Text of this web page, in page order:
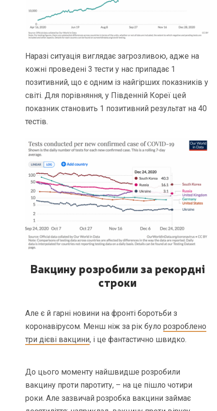
Наразі ситуація виглядає загрозливою, адже на
кожні проведені 3 тести у нас припадає 1
позитивний, що є одним із найгірших показників у
світі. Для порівняння, у Південній Кореї цей
показник становить 1 позитивний результат на 40
тестів.
Вакцину розробили за рекордні
строки
Але є й гарні новини на фронті боротьби з
коронавірусом. Менш ніж за рік булорозроблено
три дієві вакцини, і це фантастично швидко.
До цього моменту найшвидше розробили
вакцину проти паротиту, – на це пішло чотири
роки. Але зазвичай розробка вакцини займає